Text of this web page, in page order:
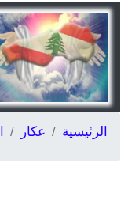
الرئيسية عكار